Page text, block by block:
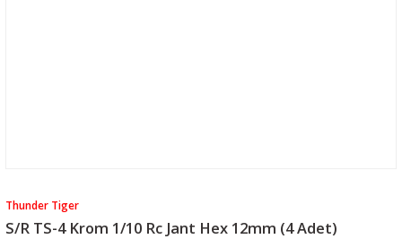
Thunder Tiger
S/R TS-4 Krom 1/10 Rc Jant Hex 12mm (4 Adet)